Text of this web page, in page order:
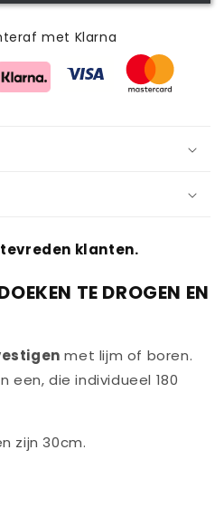
met Klarna
tevreden klanten.
TE DROGEN EN
met lijm of boren.
een, die individueel 180
zijn 30cm.